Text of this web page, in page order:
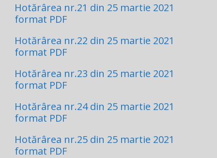
Hotărârea nr.21 din 25 martie 2021
format PDF
Hotărârea nr.22 din 25 martie 2021
format PDF
Hotărârea nr.23 din 25 martie 2021
format PDF
Hotărârea nr.24 din 25 martie 2021
format PDF
Hotărârea nr.25 din 25 martie 2021
format PDF